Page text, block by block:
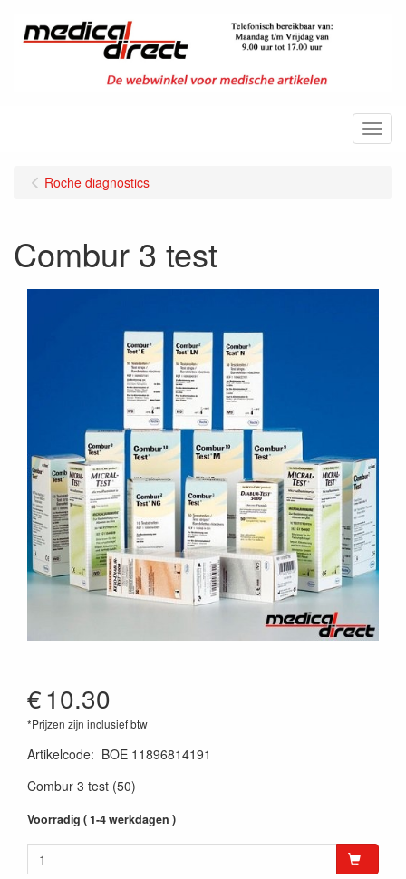
Menu
Roche diagnostics
Combur 3 test
€10.30
*Prijzen zijn inclusief btw
Artikelcode: BOE 11896814191
Combur 3 test (50)
Voorradig ( 1-4 werkdagen )